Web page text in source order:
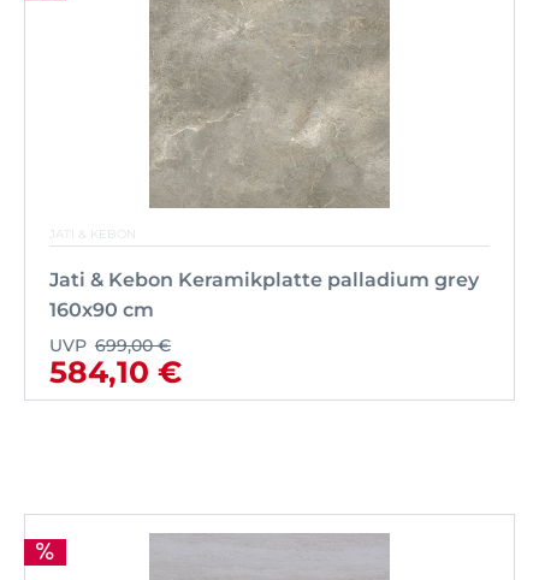
JATI & KEBON
Jati & Kebon Keramikplatte palladium grey
160x90 cm
UVP 699,00 €
584,10 €